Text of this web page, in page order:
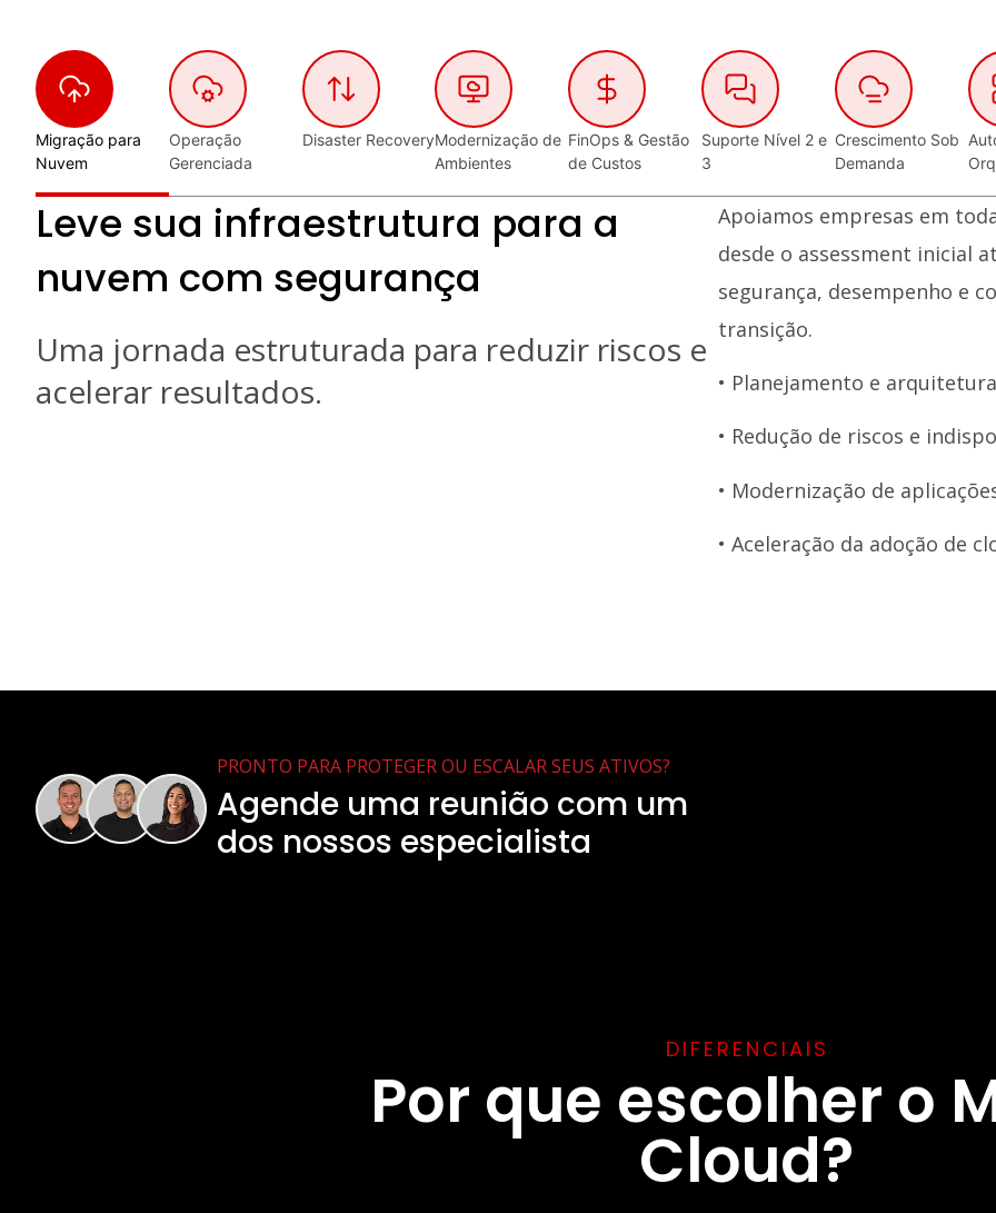
Migração para
Nuvem
Operação
Gerenciada
Disaster RecoveryModernização de
Ambientes
FinOps & Gestão
de Custos
Suporte Nível 2 e
3
Crescimento Sob
Demanda
Leve sua infraestrutura para a
nuvem com segurança
Uma jornada estruturada para reduzir riscos e
acelerar resultados.
Apoiamos empresas em
desde o assessment inicial
segurança, desempenho e
transição.
• Planejamento e
• Redução de riscos e
• Modernização de
• Aceleração da adoção de
PRONTO PARA PROTEGER OU ESCALAR SEUS ATIVOS?
Agende uma reunião com um
dos nossos especialista
DIFERENCIAIS
Por que escolher o
Cloud?